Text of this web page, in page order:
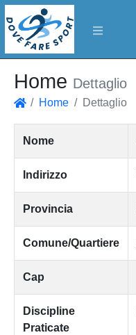
Home Dettaglio
Home Dettaglio
Nome
Indirizzo
Provincia
Comune/Quartiere
Cap
Discipline
Praticate